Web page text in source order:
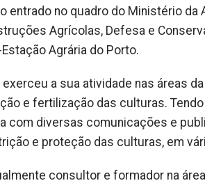
entrado no quadro do Ministério
Agrícolas, Defesa e
Agrária do Porto.
exerceu a sua atividade nas áreas
e fertilização das culturas.
com diversas comunicações e
e proteção das culturas, em
consultor e formador na